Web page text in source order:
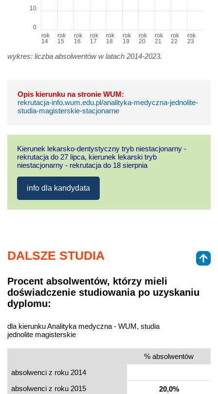
rok
14
rok
15
rok
16
rok
17
rok
18
rok
19
rok
20
rok
21
rok
22
rok
23
0
10
wykres: liczba absolwentów w latach 2014-2023.
Opis kierunku na stronie WUM:
rekrutacja-info.wum.edu.pl/analityka-medyczna-jednolite-
studia-magisterskie-stacjonarne
Kierunek lekarsko-dentystyczny tryb niestacjonarny -
rekrutacja do 27 lipca, kierunek lekarski tryb
niestacjonarny - rekrutacja do 18 sierpnia
info dla kandydata
DALSZE STUDIA
Procent absolwentów, którzy mieli
doświadczenie studiowania po uzyskaniu
dyplomu:
dla kierunku Analityka medyczna - WUM, studia
jednolite magisterskie
% absolwentów
absolwenci z roku 2014
absolwenci z roku 2015
20,0%